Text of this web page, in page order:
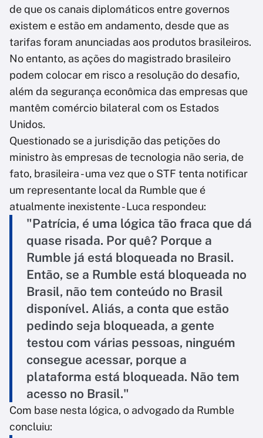
de que os canais diplomáticos entre governos
existem e estão em andamento, desde que as
tarifas foram anunciadas aos produtos brasileiros.
No entanto, as ações do magistrado brasileiro
podem colocar em risco a resolução do desafio,
além da segurança econômica das empresas que
mantêm comércio bilateral com os Estados
Unidos.
Questionado se a jurisdição das petições do
ministro às empresas de tecnologia não seria, de
fato, brasileira - uma vez que o STF tenta notificar
um representante local da Rumble que é
atualmente inexistente - Luca respondeu:
"Patrícia, é uma lógica tão fraca que dá
quase risada. Por quê? Porque a
Rumble já está bloqueada no Brasil.
Então, se a Rumble está bloqueada no
Brasil, não tem conteúdo no Brasil
disponível. Aliás, a conta que estão
pedindo seja bloqueada, a gente
testou com várias pessoas, ninguém
consegue acessar, porque a
plataforma está bloqueada. Não tem
acesso no Brasil."
Com base nesta lógica, o advogado da Rumble
concluiu: